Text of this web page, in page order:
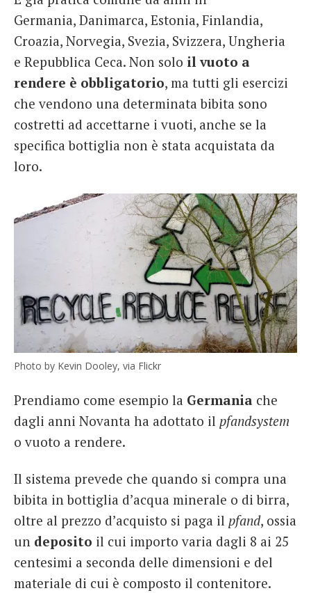
Germania, Danimarca, Estonia, Finlandia,
Croazia, Norvegia, Svezia, Svizzera, Ungheria
e Repubblica Ceca. Non solo il vuoto a
rendere è obbligatorio, ma tutti gli esercizi
che vendono una determinata bibita sono
costretti ad accettarne i vuoti, anche se la
specifica bottiglia non è stata acquistata da
loro.
Photo by Kevin Dooley, via Flickr
Prendiamo come esempio la Germania che
dagli anni Novanta ha adottato il pfandsystem
o vuoto a rendere.
Il sistema prevede che quando si compra una
bibita in bottiglia d’acqua minerale o di birra,
oltre al prezzo d’acquisto si paga il pfand, ossia
un deposito il cui importo varia dagli 8 ai 25
centesimi a seconda delle dimensioni e del
materiale di cui è composto il contenitore.